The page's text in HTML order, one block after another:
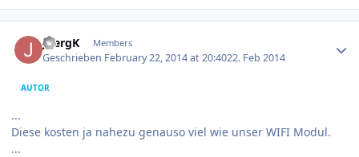
JoergK Members
Geschrieben February 22, 2014 at 20:4022. Feb 2014
AUTOR
...
Diese kosten ja nahezu genauso viel wie unser WIFI Modul.
...